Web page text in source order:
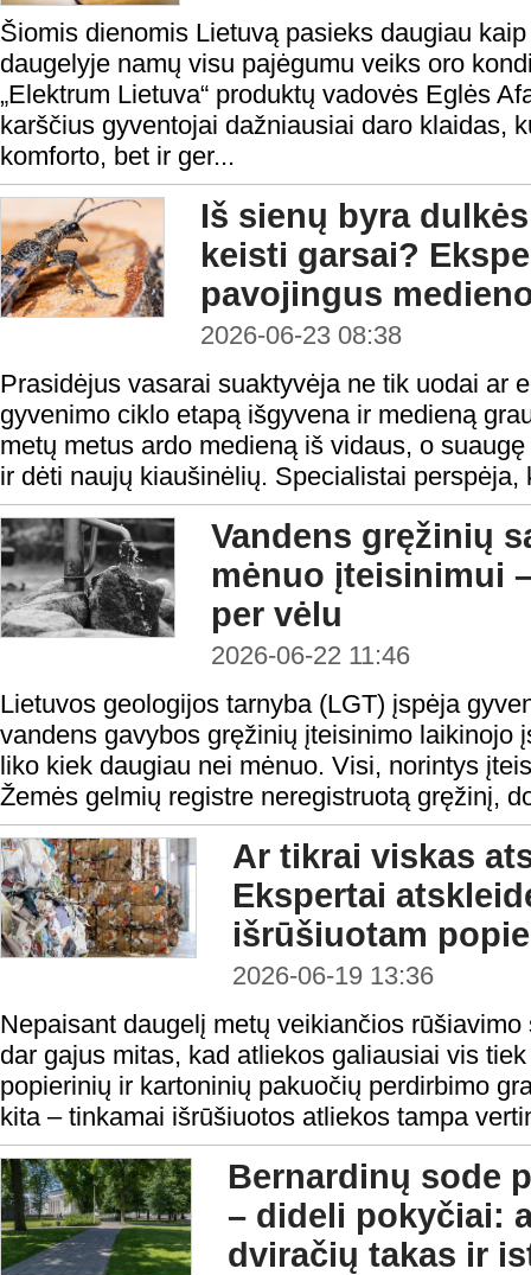
Šiomis dienomis Lietuvą pasieks daugiau
daugelyje namų visu pajėgumu veiks oro
„Elektrum Lietuva“ produktų vadovės Eglės
karščius gyventojai dažniausiai daro klaidas,
komforto, bet ir ger...
Iš sienų byra
keisti garsai?
pavojingus
2026-06-23 08:38
Prasidėjus vasarai suaktyvėja ne tik uodai ar
gyvenimo ciklo etapą išgyvena ir medieną
metų metus ardo medieną iš vidaus, o
ir dėti naujų kiaušinėlių. Specialistai
Vandens gręžinių
mėnuo įteisinimui
per vėlu
2026-06-22 11:46
Lietuvos geologijos tarnyba (LGT) įspėja
vandens gavybos gręžinių įteisinimo laikinojo
liko kiek daugiau nei mėnuo. Visi, norintys
Žemės gelmių registre neregistruotą gręžinį,
Ar tikrai viskas
Ekspertai
išrūšiuotam
2026-06-19 13:36
Nepaisant daugelį metų veikiančios
dar gajus mitas, kad atliekos galiausiai vis
popierinių ir kartoninių pakuočių perdirbimo
kita – tinkamai išrūšiuotos atliekos tampa
Bernardinų sode
– dideli pokyčiai:
dviračių takas ir